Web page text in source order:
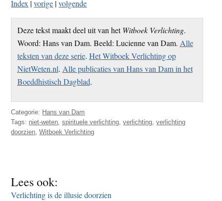
Index |vorige |volgende
Deze tekst maakt deel uit van hetWitboek Verlichting.
Woord: Hans van Dam. Beeld: Lucienne van Dam. Alle
teksten van deze serie. Het Witboek Verlichting op
NietWeten.nl. Alle publicaties van Hans van Dam in het
Boeddhistisch Dagblad.
Categorie: Hans van Dam
Tags: niet-weten,spirituele verlichting,verlichting,verlichting
doorzien,Witboek Verlichting
Lees ook:
Verlichting is de illusie doorzien